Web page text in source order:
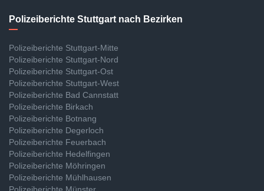
Polizeiberichte Stuttgart nach Bezirken
Polizeiberichte Stuttgart-Mitte
Polizeiberichte Stuttgart-Nord
Polizeiberichte Stuttgart-Ost
Polizeiberichte Stuttgart-West
Polizeiberichte Bad Cannstatt
Polizeiberichte Birkach
Polizeiberichte Botnang
Polizeiberichte Degerloch
Polizeiberichte Feuerbach
Polizeiberichte Hedelfingen
Polizeiberichte Möhringen
Polizeiberichte Mühlhausen